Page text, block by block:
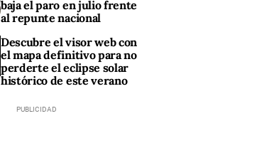
baja el paro en julio frente
al repunte nacional
Descubre el visor web con
el mapa definitivo para no
perderte el eclipse solar
histórico de este verano